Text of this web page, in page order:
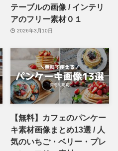
テーブルの画像 / インテリ
アのフリー素材０１
2026年3月10日
【無料】カフェのパンケー
キ素材画像まとめ13選 / 人
気のいちご・ベリー・プレ